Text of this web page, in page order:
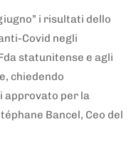
i risultati dello
Covid negli
statunitense e agli
chiedendo
approvato per la
Bancel, Ceo del